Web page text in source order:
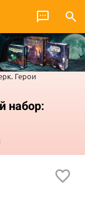
Герои
набор: